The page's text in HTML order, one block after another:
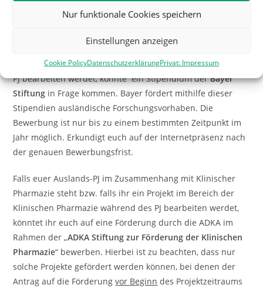
Nur funktionale Cookies speichern
Einstellungen anzeigen
Cookie PolicyDatenschutzerklärungPrivat: Impressum
Ein weiteres Kriterium für mögliche Stipendien ist der
Bereich, in dem ihr euer Praktikum antreten wollt.
Falls ihr ein Forschungsprojekt im Rahmen eures Auslands-
PJ bearbeiten werdet, könnte ein Stipendium derBayer
Stiftung in Frage kommen. Bayer fördert mithilfe dieser
Stipendien ausländische Forschungsvorhaben. Die
Bewerbung ist nur bis zu einem bestimmten Zeitpunkt im
Jahr möglich. Erkundigt euch auf der Internetpräsenz nach
der genauen Bewerbungsfrist.
Falls euer Auslands-PJ im Zusammenhang mit Klinischer
Pharmazie steht bzw. falls ihr ein Projekt im Bereich der
Klinischen Pharmazie während des PJ bearbeiten werdet,
könntet ihr euch auf eine Förderung durch die ADKA im
Rahmen der „ADKA Stiftung zur Förderung der Klinischen
Pharmazie“ bewerben. Hierbei ist zu beachten, dass nur
solche Projekte gefördert werden können, bei denen der
Antrag auf die Förderungvor Beginn des Projektzeitraums